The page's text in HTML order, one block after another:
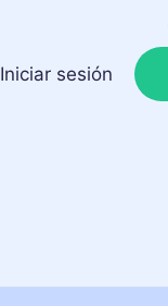
Iniciar sesión